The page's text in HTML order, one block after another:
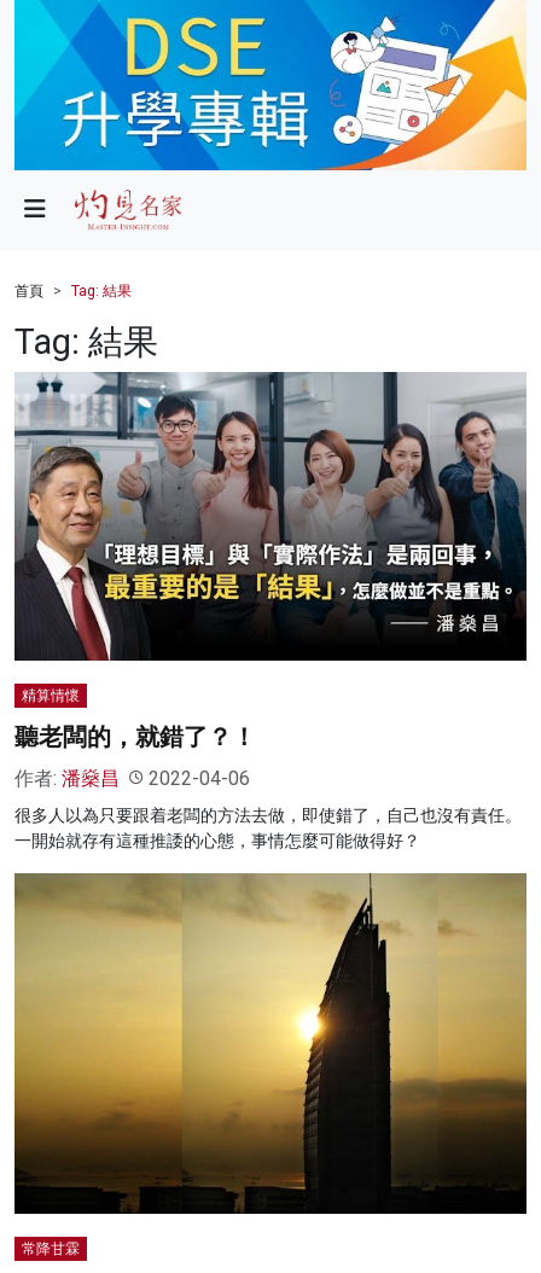
政局
財經
健康
商業
科技
影片
名家榜
灼見活動
首頁 Tag: 結果
Tag: 結果
精算情懷
聽老闆的，就錯了？！
作者: 潘燊昌 2022-04-06
很多人以為只要跟着老闆的方法去做，即使錯了，自己也沒有責任。
一開始就存有這種推諉的心態，事情怎麼可能做得好？
常降甘霖